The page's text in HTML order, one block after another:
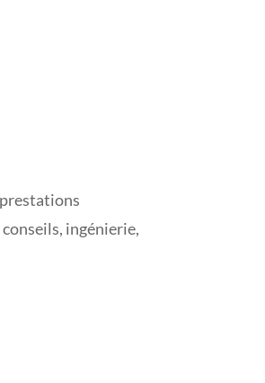
ingénierie,